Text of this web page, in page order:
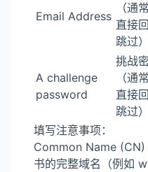
Email Address
（通
直接
跳过）
A challenge
password
挑战
（通
直接
跳过）
填写注意事项：
Common Name (CN)
书的完整域名（例如